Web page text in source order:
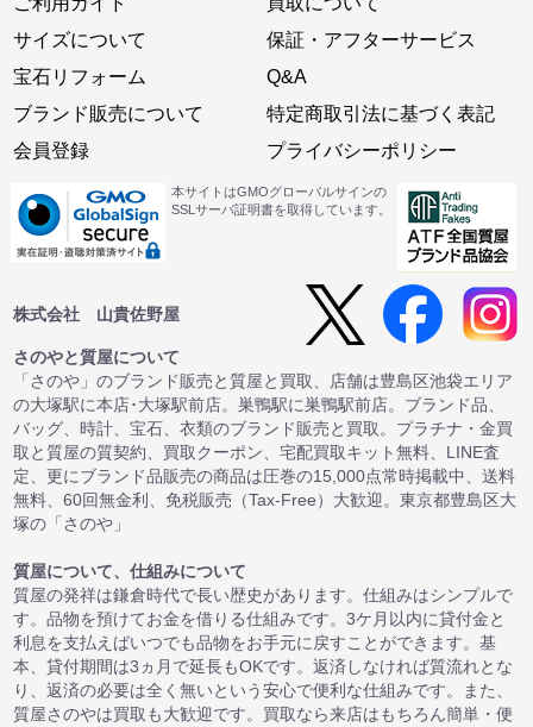
サイズについて
宝石リフォーム
ブランド販売について
会員登録
保証・アフターサービス
Q&A
特定商取引法に基づく表記
プライバシーポリシー
本サイトはGMOグローバルサインの
SSLサーバ証明書を取得しています。
株式会社 山貴佐野屋
さのやと質屋について
「さのや」のブランド販売と質屋と買取、店舗は豊島区池袋エリア
の大塚駅に本店･大塚駅前店。巣鴨駅に巣鴨駅前店。ブランド品、
バッグ、時計、宝石、衣類のブランド販売と買取。プラチナ・金買
取と質屋の質契約、買取クーポン、宅配買取キット無料、LINE査
定、更にブランド品販売の商品は圧巻の15,000点常時掲載中、送料
無料、60回無金利、免税販売（Tax-Free）大歓迎。東京都豊島区大
塚の「さのや」
質屋について、仕組みについて
質屋の発祥は鎌倉時代で長い歴史があります。仕組みはシンプルで
す。品物を預けてお金を借りる仕組みです。3ケ月以内に貸付金と
利息を支払えばいつでも品物をお手元に戻すことができます。基
本、貸付期間は3ヵ月で延長もOKです。返済しなければ質流れとな
り、返済の必要は全く無いという安心で便利な仕組みです。また、
質屋さのやは買取も大歓迎です。買取なら来店はもちろん簡単・便